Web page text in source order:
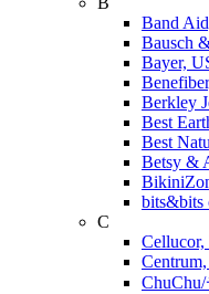
Band
Bausch
Bayer,
Berkley
Best
Best
Betsy &
bits&bits
C